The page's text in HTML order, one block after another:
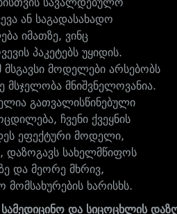
სავალდებულო
ან საგადასახადო
იმათზე, ვინც
პაკეტებს უყიდის.
მოდელები არსებობს
მსჯელობა მნიშვნელოვანია.
გათვალისწინებული
ჩვენი ქვეყნის
ეფექტური მოდელი,
სახელმწიფოს
და მეორე მხრივ,
მომსახურების ხარისხს.
სამედიცინო და სიცოცხლის